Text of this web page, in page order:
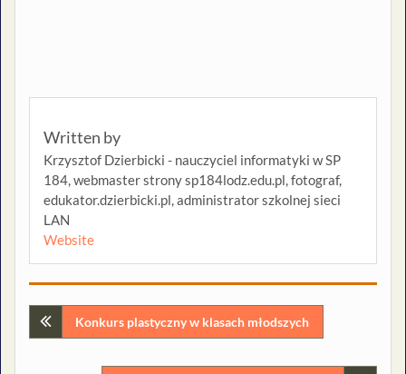
Written by
Krzysztof Dzierbicki - nauczyciel informatyki w SP
184, webmaster strony sp184lodz.edu.pl, fotograf,
edukator.dzierbicki.pl, administrator szkolnej sieci
LAN
Website
Nawigacja
Konkurs plastyczny w klasach młodszych